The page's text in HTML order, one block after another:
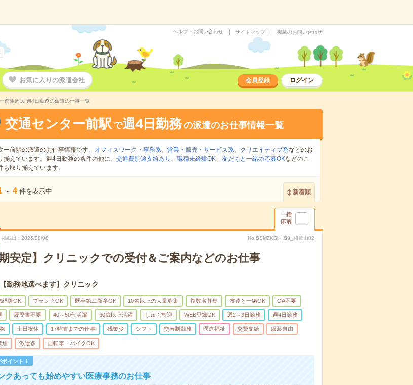
ヘルプ・お問い合わせ サイトマップ 掲載のお問い合わせ
お気に入りの派遣会社 会員登録 ログイン
前駅周辺 週4日勤務の派遣の仕事一覧
交通センター前駅 で週4日勤務の派遣のお仕事情報一覧
ー前駅の派遣のお仕事情報です。 オフィスワーク・事務系、 営業・販売・サービス系、 クリエイティブ系などのお
揃えています。週4日勤務の条件の他に、 交通費別途支給あり 、 職種未経験OK、 友だちと一緒の応募OKなどのこ
も取り揃えています。
～ 4 件を表示中 新着順
一括
応募
掲載日 2026/08/08 No.SSMZKS医IS9_和歌山02
期安定】クリニックでの受付＆ご案内などのお仕事
【勤務地選べます】クリニック
経験OK ブランクOK 既卒第二新卒OK 10名以上の大量募集 複数名募集 友達と一緒OK OA不要
履歴書不要 40～50代活躍 60歳以上活躍 しゅふ歓迎 WEB登録OK 週2～3日勤務 週4日勤務
土日祝休 17時前までの仕事 残業少 シフト 交替制勤務 医療福祉 交費支給 服装自由
煙 派遣多 自転車・バイクOK
イント！
クあっても始めやすい医療事務のお仕事